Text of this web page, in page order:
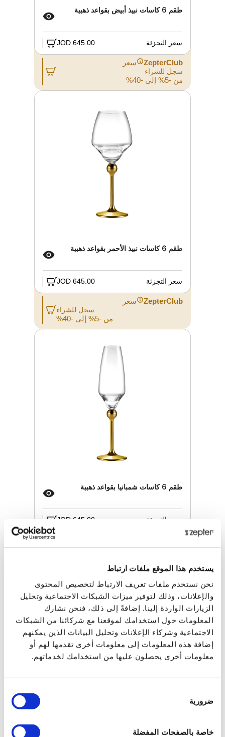
يستخدم هذا الموقع ملفات ارتباط
نحن نستخدم ملفات تعريف الارتباط لتخصيص المحتوى
والإعلانات، وذلك لتوفير ميزات الشبكات الاجتماعية وتحليل
الزيارات الواردة إلينا. إضافةً إلى ذلك، فنحن نشارك
المعلومات حول استخدامك لموقعنا مع شركائنا من الشبكات
الاجتماعية وشركاء الإعلانات وتحليل البيانات الذين يمكنهم
إضافة هذه المعلومات إلى معلومات أخرى تقدمها لهم أو
معلومات أخرى يحصلون عليها من استخدامك لخدماتهم.
الموافقة
ضرورية
خاصة بالصفحات المفضلة
طقم 6 كاسات نبيذ أبيض بقواعد ذهبية
سعر التجزئة 645.00 JOD
ZepterClub سعر
سجل للشراء
من -5% إلى -40%
طقم 6 كاسات نبيذ الأحمر بقواعد ذهبية
سعر التجزئة 645.00 JOD
ZepterClub سعر
سجل للشراء
من -5% إلى -40%
طقم 6 كاسات شمبانيا بقواعد ذهبية
سعر التجزئة 645.00 JOD
سجل للشراء